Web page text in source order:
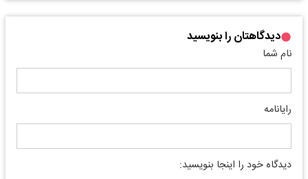
دیدگاهتان را بنویسید
نام شما
رایانامه
دیدگاه خود را اینجا بنویسید: